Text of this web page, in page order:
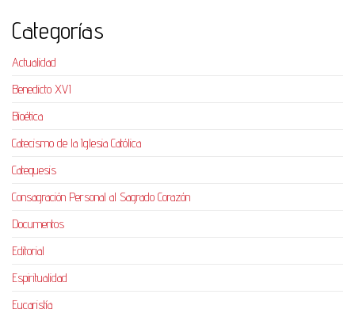
Categorías
Actualidad
Benedicto XVI
Bioética
Catecismo de la Iglesia Católica
Catequesis
Consagración Personal al Sagrado Corazón
Documentos
Editorial
Espiritualidad
Eucaristía